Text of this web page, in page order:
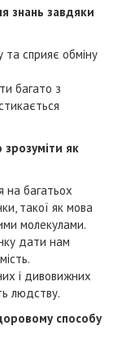
знань завдяки
сприяє обміну
багато з
як
на багатьох
такої як мова
молекулами.
дати нам
і дивовижних
людству.
способу